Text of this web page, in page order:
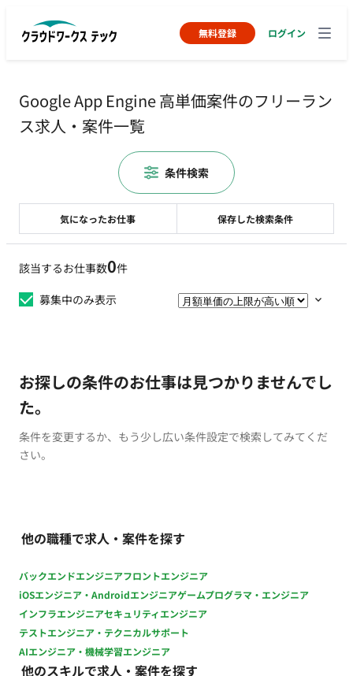
無料登録 ログイン
Google App Engine 高単価案件のフリーラン
ス求人・案件一覧
該当するお仕事数0件
募集中のみ表示
お探しの条件のお仕事は見つかりませんでし
た。
条件を変更するか、もう少し広い条件設定で検索してみてくだ
さい。
他の職種で求人・案件を探す
バックエンドエンジニアフロントエンジニア
iOSエンジニア・Androidエンジニアゲームプログラマ・エンジニア
インフラエンジニアセキュリティエンジニア
テストエンジニア・テクニカルサポート
AIエンジニア・機械学習エンジニア
他のスキルで求人・案件を探す
気になったお仕事 保存した検索条件
条件検索